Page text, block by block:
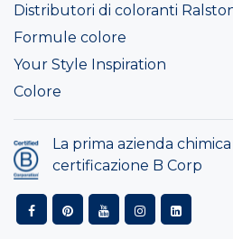
Distributori di coloranti
Formule colore
Your Style Inspiration
Colore
La prima azienda
certificazione B Corp